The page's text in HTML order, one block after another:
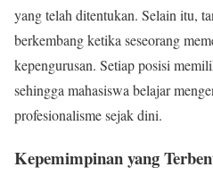
yang telah ditentukan. Selain itu,
berkembang ketika seseorang
kepengurusan. Setiap posisi
sehingga mahasiswa belajar
profesionalisme sejak dini.
Kepemimpinan yang